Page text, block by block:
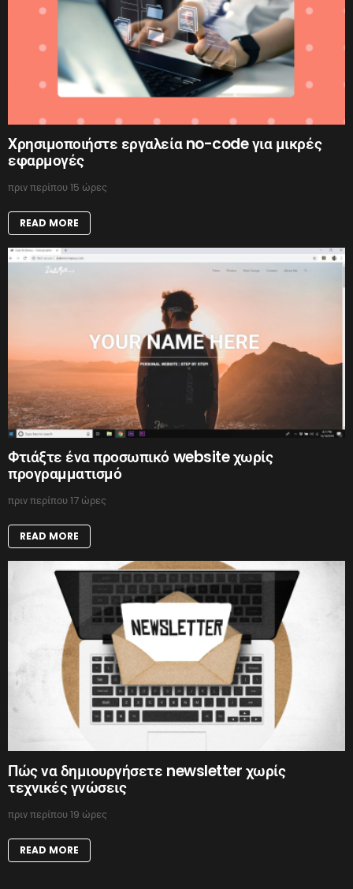
Χρησιμοποιήστε εργαλεία no-code για μικρές
εφαρμογές
πριν περίπου 15 ώρες
READ MORE
Φτιάξτε ένα προσωπικό website χωρίς
προγραμματισμό
πριν περίπου 17 ώρες
READ MORE
Πώς να δημιουργήσετε newsletter χωρίς
τεχνικές γνώσεις
πριν περίπου 19 ώρες
READ MORE